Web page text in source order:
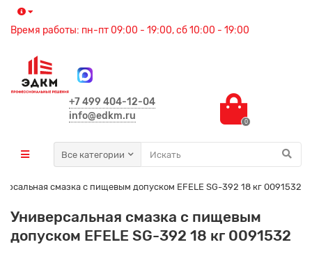
Время работы: пн-пт 09:00 - 19:00, сб 10:00 - 19:00
+7 499 404-12-04
info@edkm.ru
0
Все категории
смазка с пищевым допуском EFELE SG-392 18 кг 0091532
Универсальная смазка с пищевым
допуском EFELE SG-392 18 кг 0091532